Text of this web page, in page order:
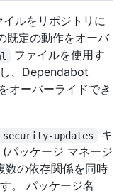
ルをリポジトリに
既定の動作をオーバ
ファイルを使用す
、Dependabot
オーバーライドでき
updates
キ
パッケージ マネージ
の依存関係を同時
。 パッケージ名